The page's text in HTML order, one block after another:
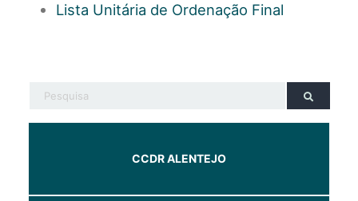
Lista Unitária de Ordenação Final
CCDR ALENTEJO